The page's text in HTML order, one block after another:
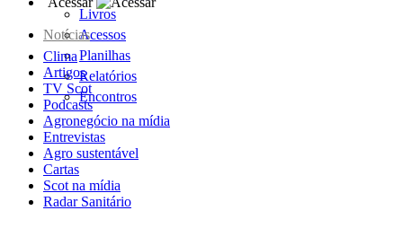
Livros
Acessos
Planilhas
Relatórios
Encontros
Notícias
Clima
Artigos
TV Scot
Podcasts
Agronegócio na mídia
Entrevistas
Agro sustentável
Cartas
Scot na mídia
Radar Sanitário